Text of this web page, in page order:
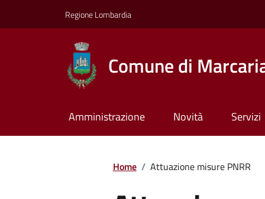
Regione Lombardia
Comune di
Amministrazione Novità Servizi
Home / Attuazione misure PNRR